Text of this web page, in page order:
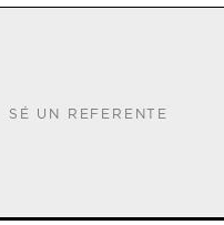
SÉ UN REFERENTE